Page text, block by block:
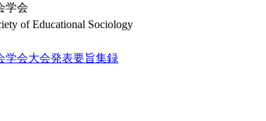
学会
of Educational Sociology
学会大会発表要旨集録